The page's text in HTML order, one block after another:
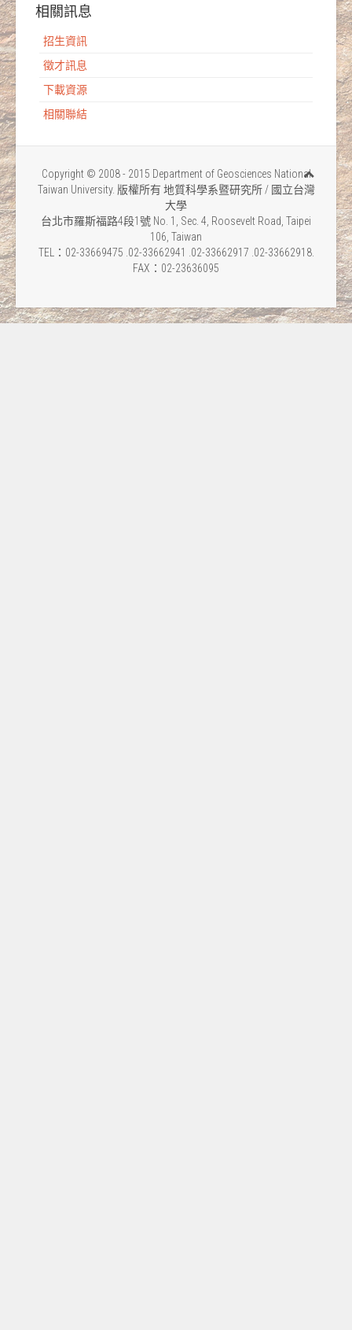
相關訊息
招生資訊
徵才訊息
下載資源
相關聯結
Copyright © 2008 - 2015 Department of Geosciences National
Taiwan University. 版權所有 地質科學系暨研究所 / 國立台灣
大學
台北市羅斯福路4段1號 No. 1, Sec. 4, Roosevelt Road, Taipei
106, Taiwan
TEL：02-33669475 .02-33662941 .02-33662917 .02-33662918.
FAX：02-23636095